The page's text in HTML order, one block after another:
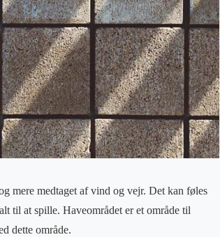
mere medtaget af vind og vejr. Det kan føles
til at spille. Haveområdet er et område til
dette område.